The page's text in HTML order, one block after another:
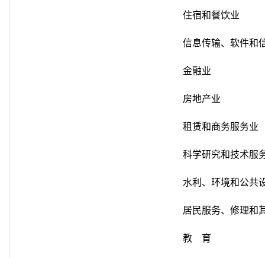
住宿和餐饮业
信息传输、软件和
金融业
房地产业
租赁和商务服务业
科学研究和技术服
水利、环境和公共
居民服务、修理和
教 育